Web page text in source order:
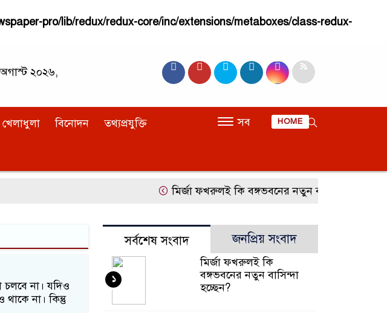
pro/lib/redux/redux-core/inc/extensions/metaboxes/class-redux-
২০২৬,
খেলাধুলা বিনোদন তথ্যপ্রযুক্তি সব HOME
মির্জা ফখরুলই কি বঙ্গভবনের নতুন বাসিন্দা হচ্ছেন?
চলবে না। যদিও
না। কিন্তু
সর্বশেষ সংবাদ জনপ্রিয় সংবাদ
মির্জা ফখরুলই কি
বঙ্গভবনের নতুন বাসিন্দা
হচ্ছেন?
১